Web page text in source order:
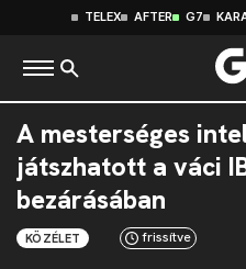
TELEX AFTER G7
A mesterséges
játszhatott a váci
bezárásában
KÖZÉLET frissítve